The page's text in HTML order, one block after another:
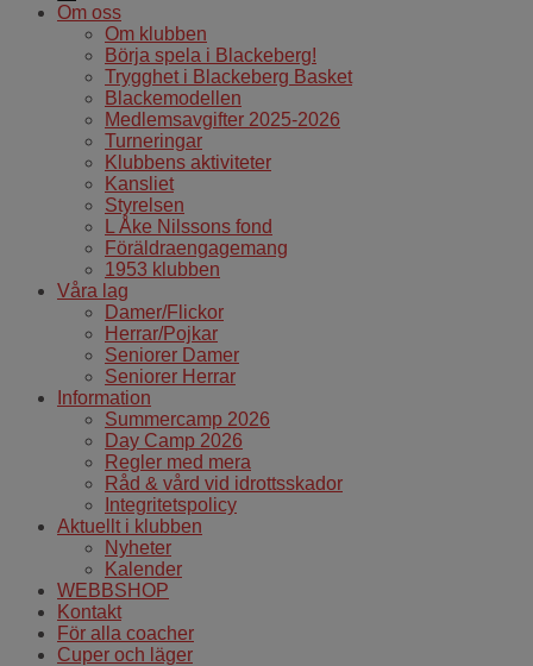
Om oss
Om klubben
Börja spela i Blackeberg!
Trygghet i Blackeberg Basket
Blackemodellen
Medlemsavgifter 2025-2026
Turneringar
Klubbens aktiviteter
Kansliet
Styrelsen
L Åke Nilssons fond
Föräldraengagemang
1953 klubben
Våra lag
Damer/Flickor
Herrar/Pojkar
Seniorer Damer
Seniorer Herrar
Information
Summercamp 2026
Day Camp 2026
Regler med mera
Råd & vård vid idrottsskador
Integritetspolicy
Aktuellt i klubben
Nyheter
Kalender
WEBBSHOP
Kontakt
För alla coacher
Cuper och läger